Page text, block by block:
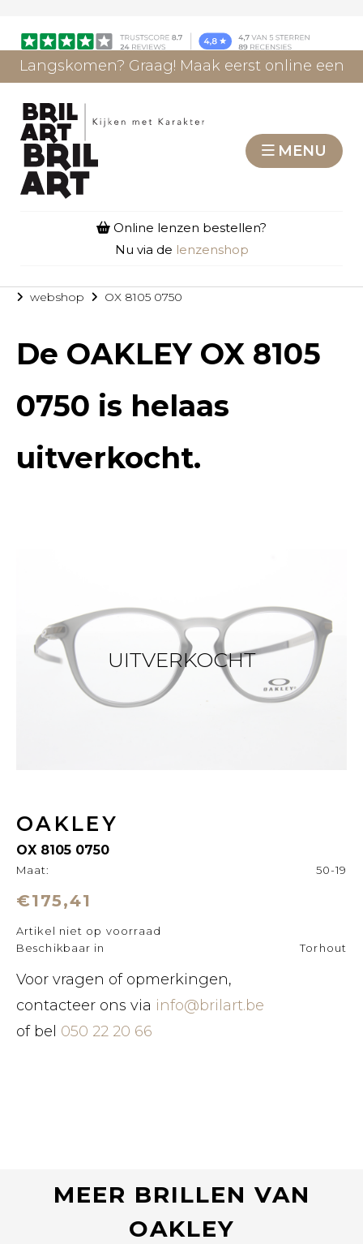
Langskomen? Graag! Maak eerst online een
MENU
Online lenzen bestellen?
Nu via de lenzenshop
webshop OX 8105 0750
De OAKLEY OX 8105
0750 is helaas
uitverkocht.
UITVERKOCHT
OAKLEY
OX 8105 0750
Maat: 50-19
€175,41
Artikel niet op voorraad
Beschikbaar in
Torhout
Voor vragen of opmerkingen,
contacteer ons via info@brilart.be
of bel 050 22 20 66
MEER BRILLEN VAN
OAKLEY